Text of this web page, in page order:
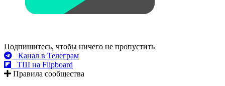
Подпишитесь, чтобы ничего не пропустить
Канал в Телеграм
ТШ на Flipboard
Правила сообщества